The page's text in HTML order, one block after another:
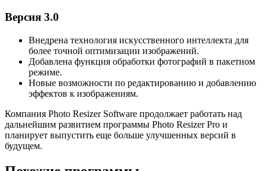
Версия 3.0
Внедрена технология искусственного интеллекта для
более точной оптимизации изображений.
Добавлена функция обработки фотографий в пакетном
режиме.
Новые возможности по редактированию и добавлению
эффектов к изображениям.
Компания Photo Resizer Software продолжает работать над
дальнейшим развитием программы Photo Resizer Pro и
планирует выпустить еще больше улучшенных версий в
будущем.